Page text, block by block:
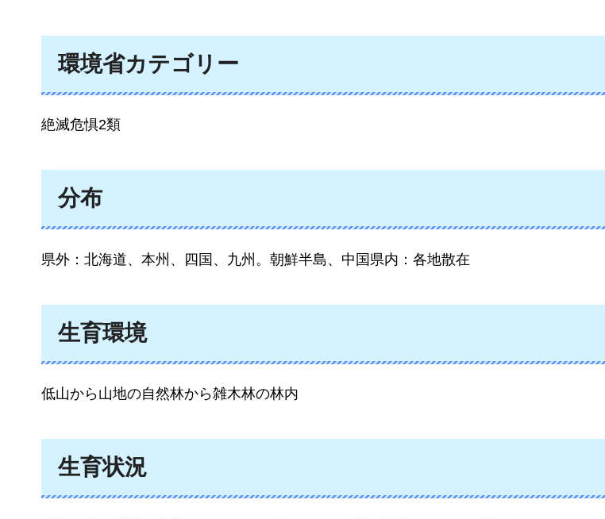
環境省カテゴリー
絶滅危惧2類
分布
県外：北海道、本州、四国、九州。朝鮮半島、中国県内：各地散在
生育環境
低山から山地の自然林から雑木林の林内
生育状況